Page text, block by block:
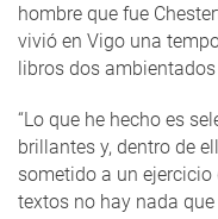
hombre que fue
vivió en Vigo una
libros dos
“Lo que he hecho es
brillantes y, dentro de
sometido a un ejercicio
textos no hay nada